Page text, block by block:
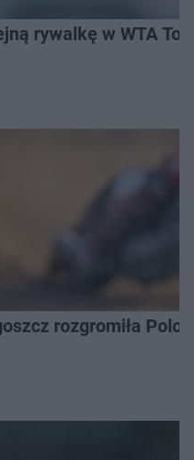
rywalkę w WTA
rozgromiła